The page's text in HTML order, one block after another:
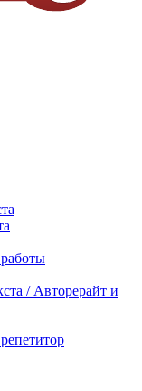
/ Авторерайт и